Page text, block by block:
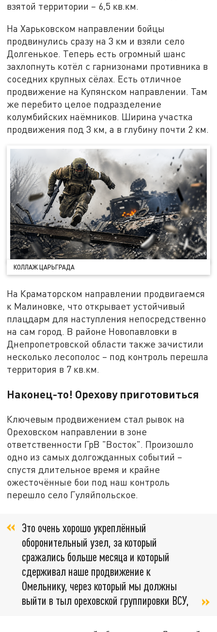
взятой территории – 6,5 кв.км.
На Харьковском направлении бойцы
продвинулись сразу на 3 км и взяли село
Долгенькое. Теперь есть огромный шанс
захлопнуть котёл с гарнизонами противника в
соседних крупных сёлах. Есть отличное
продвижение на Купянском направлении. Там
же перебито целое подразделение
колумбийских наёмников. Ширина участка
продвижения под 3 км, а в глубину почти 2 км.
КОЛЛАЖ ЦАРЬГРАДА
На Краматорском направлении продвигаемся
к Малиновке, что открывает устойчивый
плацдарм для наступления непосредственно
на сам город. В районе Новопавловки в
Днепропетровской области также зачистили
несколько лесополос – под контроль перешла
территория в 7 кв.км.
Наконец-то! Орехову приготовиться
Ключевым продвижением стал рывок на
Ореховском направлении в зоне
ответственности ГрВ "Восток". Произошло
одно из самых долгожданных событий –
спустя длительное время и крайне
ожесточённые бои под наш контроль
перешло село Гуляйпольское.
Это очень хорошо укреплённый
оборонительный узел, за который
сражались больше месяца и который
сдерживал наше продвижение к
Омельнику, через который мы должны
выйти в тыл ореховской группировки ВСУ,